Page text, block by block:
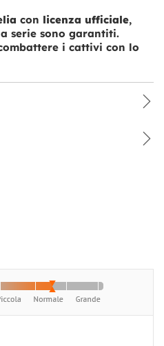
con licenza ufficiale,
serie sono garantiti.
i cattivi con lo